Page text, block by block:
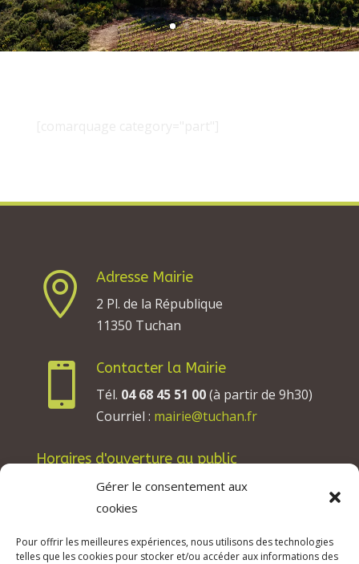
Gérer le consentement aux
cookies
Pour offrir les meilleures expériences, nous utilisons des technologies
telles que les cookies pour stocker et/ou accéder aux informations des

Adresse Mairie
2 Pl. de la République
11350 Tuchan

Contacter la Mairie
Tél. 04 68 45 51 00(à partir de 9h30)
Courriel : mairie@tuchan.fr
Horaires d'ouverture au public
Les lundis, mardis et jeudis : de 8h à 12h et de
13h30 à 17h30.
Les vendredis : de 8h à 12h.